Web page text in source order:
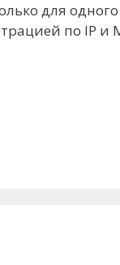
для
по IP и